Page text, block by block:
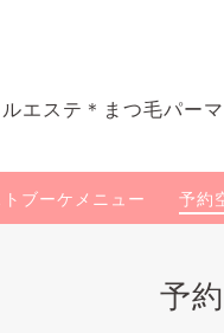
エステ＊まつ毛パー
ブーケメニュー 予約
予